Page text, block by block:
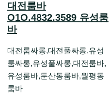
대전룸바
O1O.4832.3589 유성룸
바
대전룸싸롱,대전풀싸롱,유성
룸싸롱,유성풀싸롱,대전룸바,
유성룸바,둔산동룸바,월평동
룸바